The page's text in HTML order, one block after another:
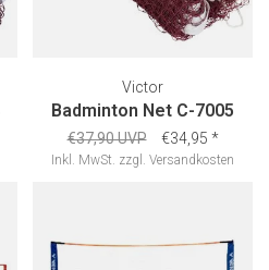
Victor
Badminton Net C-7005
€37,90 UVP €34,95 *
Inkl. MwSt. zzgl. Versandkosten